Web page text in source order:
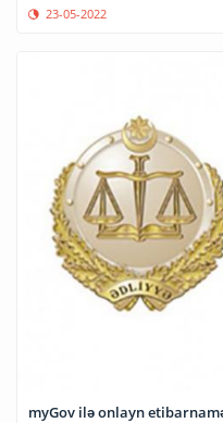
23-05-2022
myGov ilə onlayn